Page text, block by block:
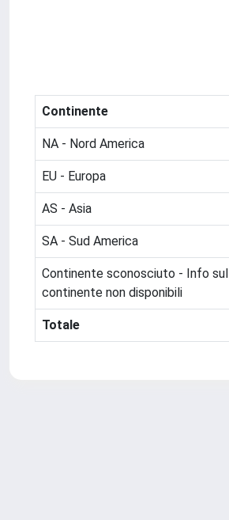
Continente
NA - Nord America
EU - Europa
AS - Asia
SA - Sud America
Continente sconosciuto - Info sul
continente non disponibili
Totale